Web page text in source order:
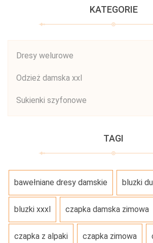
KATEGORIE
Dresy welurowe
Odzież damska xxl
Sukienki szyfonowe
TAGI
bawełniane dresy damskie bluzki
bluzki xxxl czapka damska zimowa
czapka z alpaki czapka zimowa